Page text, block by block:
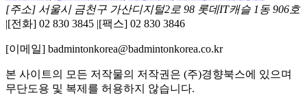
[주소] 서울시 금천구 가산디지털2로 98 롯데IT캐슬 1동 906호
|[전화] 02 830 3845 |[팩스] 02 830 3846
[이메일] badmintonkorea@badmintonkorea.co.kr
본 사이트의 모든 저작물의 저작권은 (주)경향북스에 있으며
무단도용 및 복제를 허용하지 않습니다.